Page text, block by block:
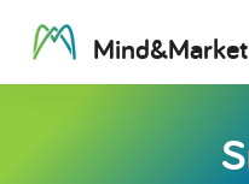
Mind&Market